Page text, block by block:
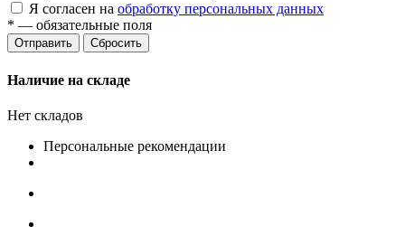
Я согласен на обработку персональных данных
* — обязательные поля
Сбросить
Наличие на складе
Нет складов
Персональные рекомендации